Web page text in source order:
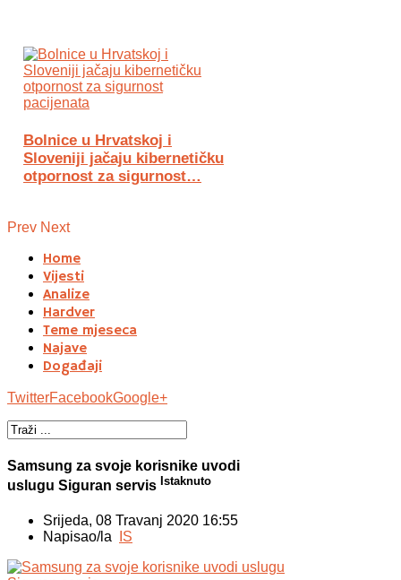
Bolnice u Hrvatskoj i
Sloveniji jačaju kibernetičku
otpornost za sigurnost…
Prev Next
Home
Vijesti
Analize
Hardver
Teme mjeseca
Najave
Događaji
TwitterFacebookGoogle+
Samsung za svoje korisnike uvodi
uslugu Siguran servis Istaknuto
Srijeda, 08 Travanj 2020 16:55
Napisao/la
IS